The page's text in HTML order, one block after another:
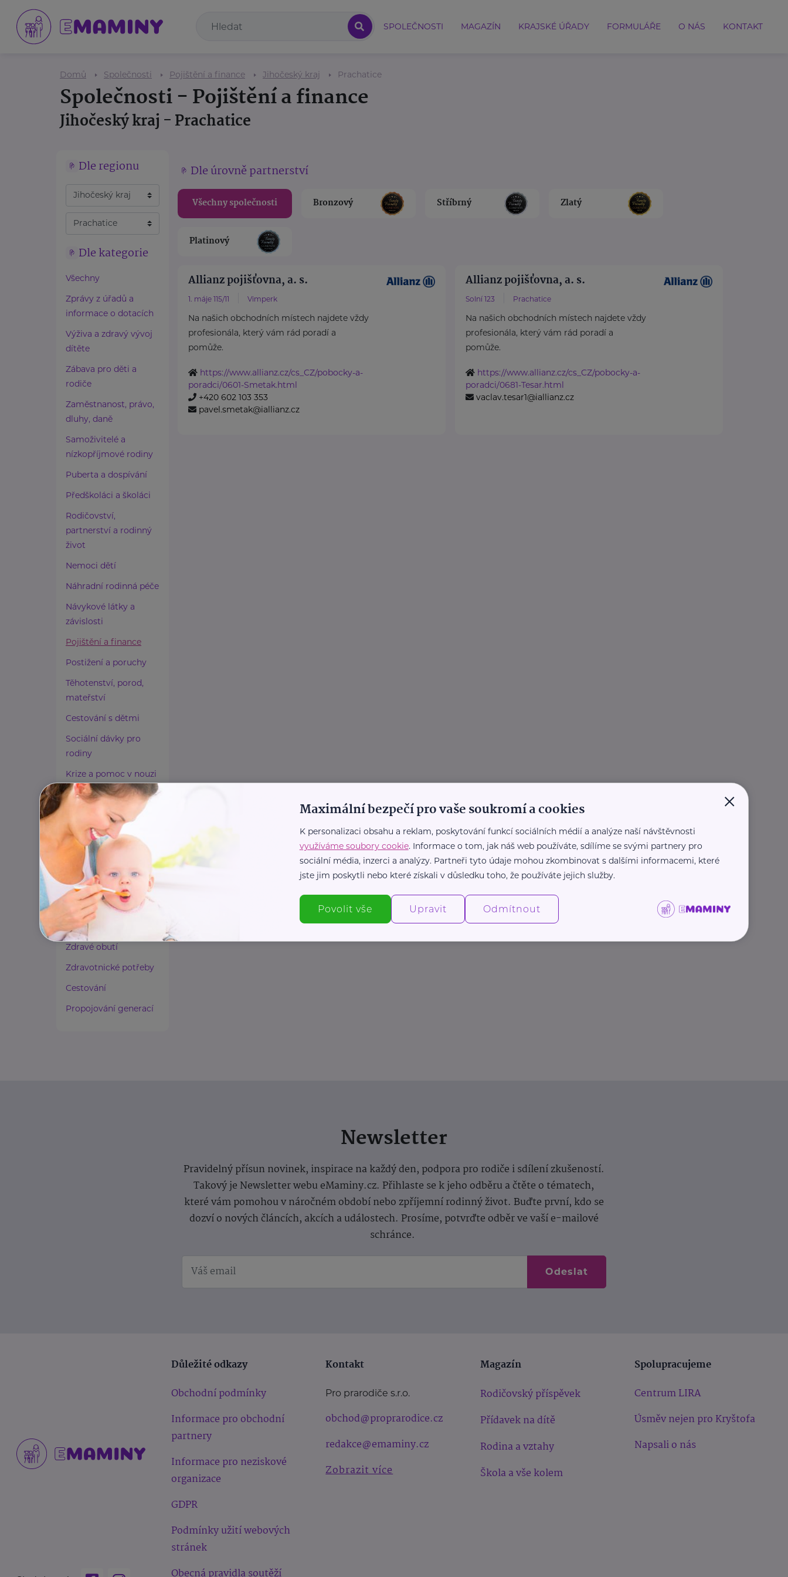
SPOLEČNOSTI MAGAZÍN KRAJSKÉ ÚŘADY FORMULÁŘE O NÁS KONTAKT
Domů Společnosti Pojištění a finance Jihočeský kraj Prachatice
Společnosti - Pojištění a finance
Jihočeský kraj - Prachatice
Dle regionu
Dle kategorie
Všechny
Zprávy z úřadů a
informace o dotacích
Výživa a zdravý vývoj
dítěte
Zábava pro děti a
rodiče
Zaměstnanost, právo,
dluhy, daně
Samoživitelé a
nízkopříjmové rodiny
Puberta a dospívání
Předškoláci a školáci
Rodičovství,
partnerství a rodinný
život
Nemoci dětí
Náhradní rodinná péče
Návykové látky a
závislosti
Pojištění a finance
Postižení a poruchy
Těhotenství, porod,
mateřství
Cestování s dětmi
Sociální dávky pro
rodiny
Krize a pomoc v nouzi
Paliativní péče
Rady a tipy
Harmonie duše a těla
Zaměstnávání osob ze
zdravotním
postižením
Lázeňství a wellness
Zdravé spaní a sezení
Zdravé obutí
Zdravotnické potřeby
Cestování
Propojování generací
Dle úrovně partnerství
Všechny společnosti Bronzový Stříbrný Zlatý
Platinový
Allianz pojišťovna, a. s.
1. máje 115/11 Vimperk
Na našich obchodních místech najdete vždy
profesionála, který vám rád poradí a
pomůže.
https://www.allianz.cz/cs_CZ/pobocky-a-
poradci/0601-Smetak.html
+420 602 103 353
pavel.smetak@iallianz.cz
Allianz pojišťovna, a. s.
Solní 123 Prachatice
Na našich obchodních místech najdete vždy
profesionála, který vám rád poradí a
pomůže.
https://www.allianz.cz/cs_CZ/pobocky-a-
poradci/0681-Tesar.html
vaclav.tesar1@iallianz.cz
Newsletter
Pravidelný přísun novinek, inspirace na každý den, podpora pro rodiče i sdílení zkušeností.
Takový je Newsletter webu eMaminy.cz. Přihlaste se k jeho odběru a čtěte o tématech,
které vám pomohou v náročném období nebo zpříjemní rodinný život. Buďte první, kdo se
dozví o nových článcích, akcích a událostech. Prosíme, potvrďte odběr ve vaší e-mailové
schránce.
Odeslat
Důležité odkazy
Obchodní podmínky
Informace pro obchodní
partnery
Informace pro neziskové
organizace
GDPR
Podmínky užití webových
stránek
Obecná pravidla soutěží
Kontakt
Pro prarodiče s.r.o.
obchod@proprarodice.cz
redakce@emaminy.cz
Zobrazit více
Magazín
Rodičovský příspěvek
Přídavek na dítě
Rodina a vztahy
Škola a vše kolem
Spolupracujeme
Centrum LIRA
Úsměv nejen pro Kryštofa
Napsali o nás
×
Maximální bezpečí pro vaše soukromí a cookies
K personalizaci obsahu a reklam, poskytování funkcí sociálních médií a analýze naší návštěvnosti
využíváme soubory cookie. Informace o tom, jak náš web používáte, sdílíme se svými partnery pro
sociální média, inzerci a analýzy. Partneři tyto údaje mohou zkombinovat s dalšími informacemi, které
jste jim poskytli nebo které získali v důsledku toho, že používáte jejich služby.
Povolit vše Upravit Odmítnout